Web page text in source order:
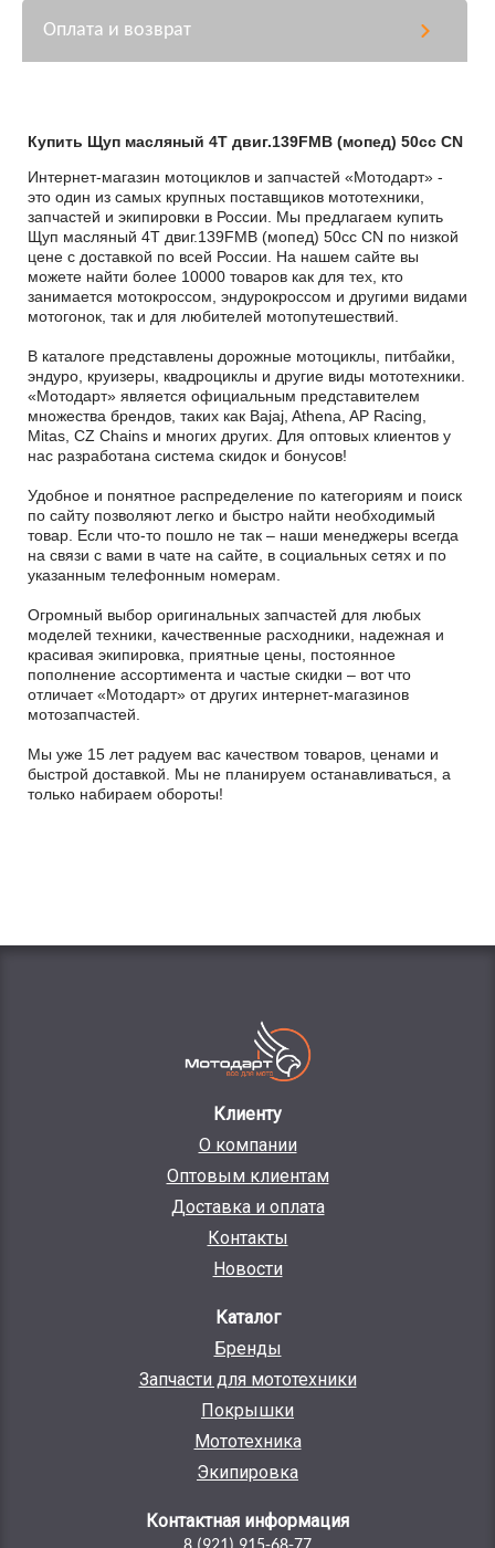
Оплата и возврат
Купить Щуп масляный 4T двиг.139FMB (мопед) 50сс CN
Интернет-магазин мотоциклов и запчастей «Мотодарт» -
это один из самых крупных поставщиков мототехники,
запчастей и экипировки в России. Мы предлагаем купить
Щуп масляный 4T двиг.139FMB (мопед) 50сс CN по низкой
цене с доставкой по всей России. На нашем сайте вы
можете найти более 10000 товаров как для тех, кто
занимается мотокроссом, эндурокроссом и другими видами
мотогонок, так и для любителей мотопутешествий.
В каталоге представлены дорожные мотоциклы, питбайки,
эндуро, круизеры, квадроциклы и другие виды мототехники.
«Мотодарт» является официальным представителем
множества брендов, таких как Bajaj, Athena, AP Racing,
Mitas, CZ Chains и многих других. Для оптовых клиентов у
нас разработана система скидок и бонусов!
Удобное и понятное распределение по категориям и поиск
по сайту позволяют легко и быстро найти необходимый
товар. Если что-то пошло не так – наши менеджеры всегда
на связи с вами в чате на сайте, в социальных сетях и по
указанным телефонным номерам.
Огромный выбор оригинальных запчастей для любых
моделей техники, качественные расходники, надежная и
красивая экипировка, приятные цены, постоянное
пополнение ассортимента и частые скидки – вот что
отличает «Мотодарт» от других интернет-магазинов
мотозапчастей.
Мы уже 15 лет радуем вас качеством товаров, ценами и
быстрой доставкой. Мы не планируем останавливаться, а
только набираем обороты!
Клиенту
О компании
Оптовым клиентам
Доставка и оплата
Контакты
Новости
Каталог
Бренды
Запчасти для мототехники
Покрышки
Мототехника
Экипировка
Контактная информация